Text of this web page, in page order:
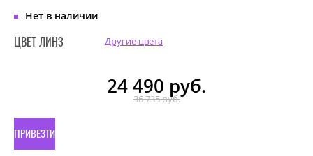
Нет в наличии
ЦВЕТ ЛИНЗ Другие цвета
24 490 руб.
36 735 руб.
ПРИВЕЗТИ